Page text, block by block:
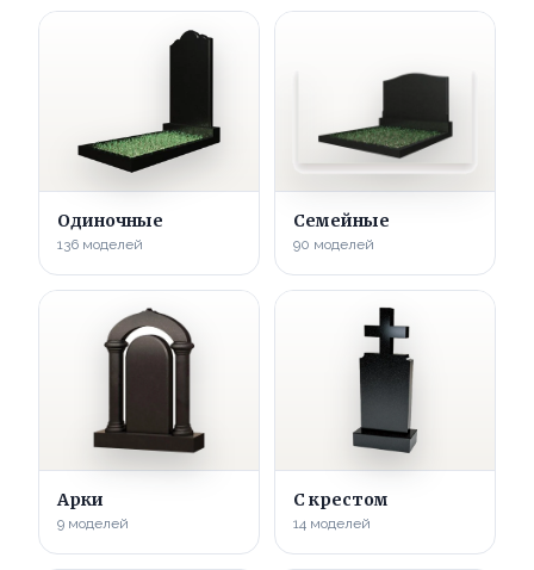
Одиночные
136 моделей
Семейные
90 моделей
Арки
9 моделей
С крестом
14 моделей